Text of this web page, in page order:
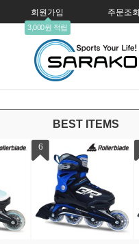
회원가입
3,000원 적립
주문조회
BEST ITEMS